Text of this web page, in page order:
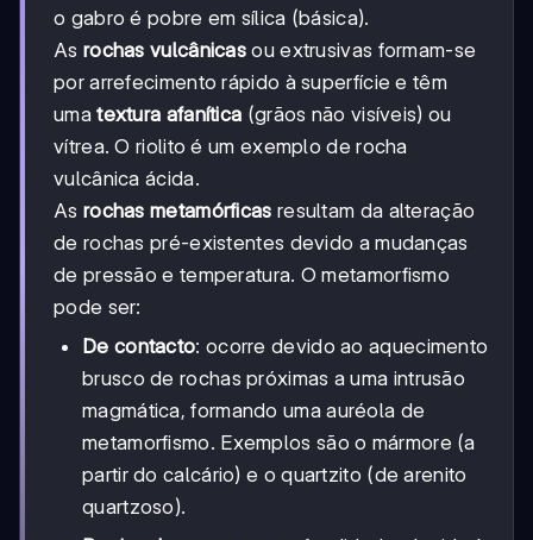
o gabro é pobre em sílica (básica).
As rochas vulcânicas ou extrusivas formam-se
por arrefecimento rápido à superfície e têm
umatextura afanítica (grãos não visíveis) ou
vítrea. O riolito é um exemplo de rocha
vulcânica ácida.
As rochas metamórficas resultam da alteração
de rochas pré-existentes devido a mudanças
de pressão e temperatura. O metamorfismo
pode ser:
De contacto: ocorre devido ao aquecimento
brusco de rochas próximas a uma intrusão
magmática, formando uma auréola de
metamorfismo. Exemplos são o mármore (a
partir do calcário) e o quartzito (de arenito
quartzoso).